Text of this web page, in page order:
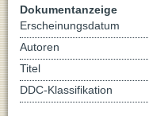
Dokumentanzeige
Erscheinungsdatum
Autoren
Titel
DDC-Klassifikation